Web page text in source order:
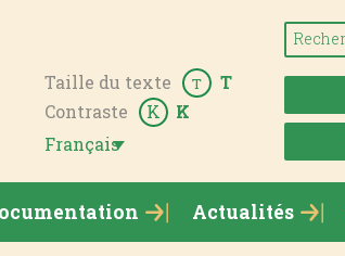
Français
Contraste K K
Taille du texte T T
Actualités